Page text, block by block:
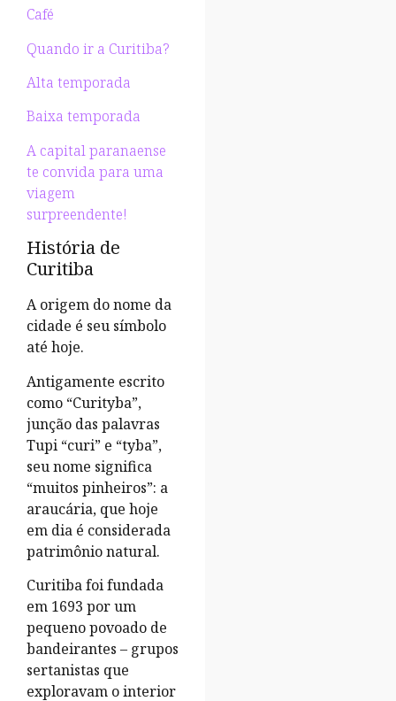
Café
Quando ir a Curitiba?
Alta temporada
Baixa temporada
A capital paranaense
te convida para uma
viagem
surpreendente!
História de
Curitiba
A origem do nome da
cidade é seu símbolo
até hoje.
Antigamente escrito
como “Curityba”,
junção das palavras
Tupi “curi” e “tyba”,
seu nome significa
“muitos pinheiros”: a
araucária, que hoje
em dia é considerada
patrimônio natural.
Curitiba foi fundada
em 1693 por um
pequeno povoado de
bandeirantes – grupos
sertanistas que
exploravam o interior